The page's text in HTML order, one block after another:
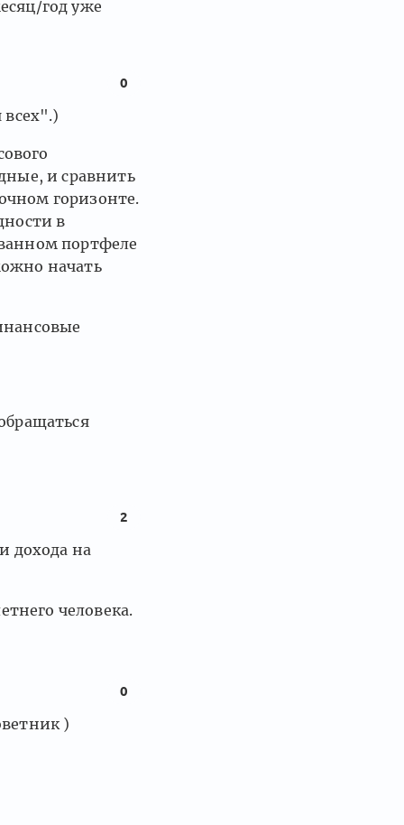
год уже
0
всех".)
и сравнить
горизонте.
в
портфеле
начать
2
дохода на
человека.
0
)